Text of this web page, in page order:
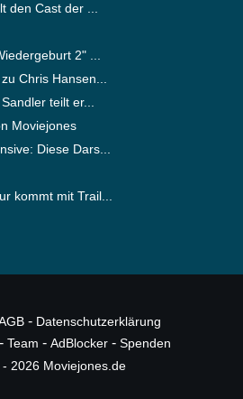
den Cast der ...
2" ...
Chris Hansen...
teilt er...
Moviejones
Diese Dars...
kommt mit Trail...
- Datenschutzerklärung
- Team - AdBlocker - Spenden
2026 Moviejones.de